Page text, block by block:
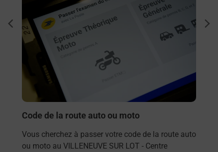
Code de la route auto ou moto
Vous cherchez à passer votre code de la route auto
ou moto au VILLENEUVE SUR LOT - Centre